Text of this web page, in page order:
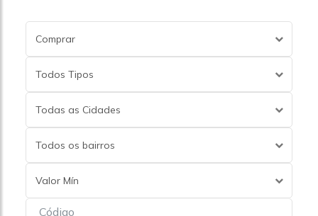
Comprar
Todos Tipos
Todas as Cidades
Todos os bairros
Valor Mín